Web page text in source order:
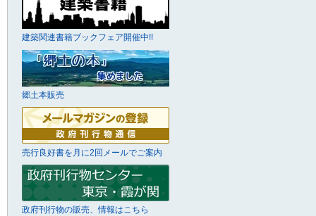
建築関連書籍ブックフェア開催中!!
郷土本販売
売行良好書を月に2回メールでご案内
政府刊行物の販売、情報はこちら